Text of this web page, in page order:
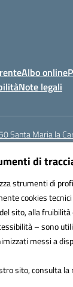
di
strumenti di
cookies
sito, alla fruibilità
– sono
messi a
sito, consulta la
Albo online
Note legali
Santa Maria la
Amministrazioni
UFZ0X6
by 3D
by